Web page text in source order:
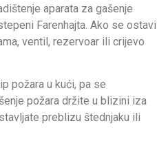
aparata za gašenje
Farenhajta. Ako se ostavi
ventil, rezervoar ili crijevo
požara u kući, pa se
požara držite u blizini iza
preblizu štednjaku ili